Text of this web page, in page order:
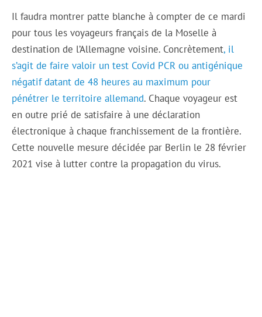
Il faudra montrer patte blanche à compter de ce mardi
pour tous les voyageurs français de la Moselle à
destination de l’Allemagne voisine. Concrètement, il
s’agit de faire valoir un test Covid PCR ou antigénique
négatif datant de 48 heures au maximum pour
pénétrer le territoire allemand. Chaque voyageur est
en outre prié de satisfaire à une déclaration
électronique à chaque franchissement de la frontière.
Cette nouvelle mesure décidée par Berlin le 28 février
2021 vise à lutter contre la propagation du virus.